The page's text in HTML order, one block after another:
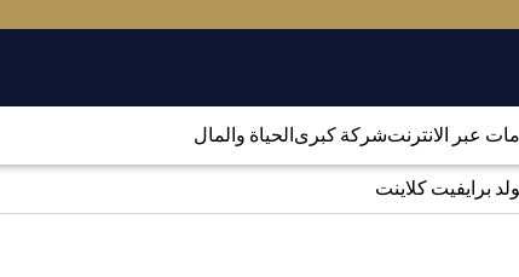
عبر الانترنتشركة كبرىالحياة والمال
برايفيت كلاينت